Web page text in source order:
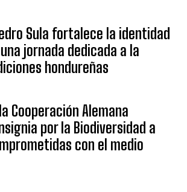
Sula fortalece la identidad
jornada dedicada a la
hondureñas
la Cooperación Alemana
por la Biodiversidad a
con el medio